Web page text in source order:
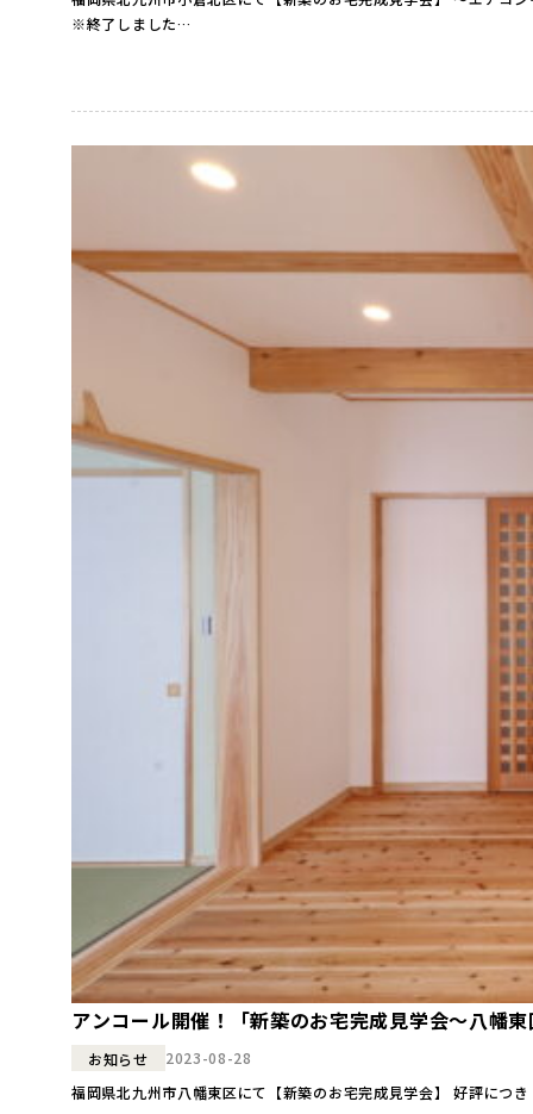
※終了しました…
アンコール開催！「新築のお宅完成見学会～八幡
お知らせ 2023-08-28